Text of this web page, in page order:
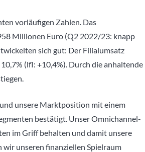
vorläufigen Zahlen. Das
Millionen Euro (Q2 2022/23: knapp
sich gut: Der Filialumsatz
(lfl: +10,4%). Durch die anhaltende
unsere Marktposition mit einem
bestätigt. Unser Omnichannel-
im Griff behalten und damit unsere
unseren finanziellen Spielraum